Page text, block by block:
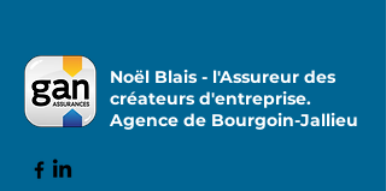
Noël Blais - l'Assureur des
créateurs d'entreprise.
Agence de Bourgoin-Jallieu